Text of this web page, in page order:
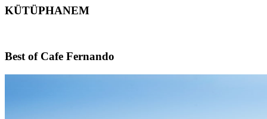
KÜTÜPHANEM
Footer
Best of Cafe Fernando